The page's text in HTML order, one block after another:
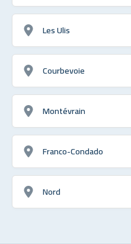
Les Ulis
Courbevoie
Montévrain
Franco-Condado
Nord